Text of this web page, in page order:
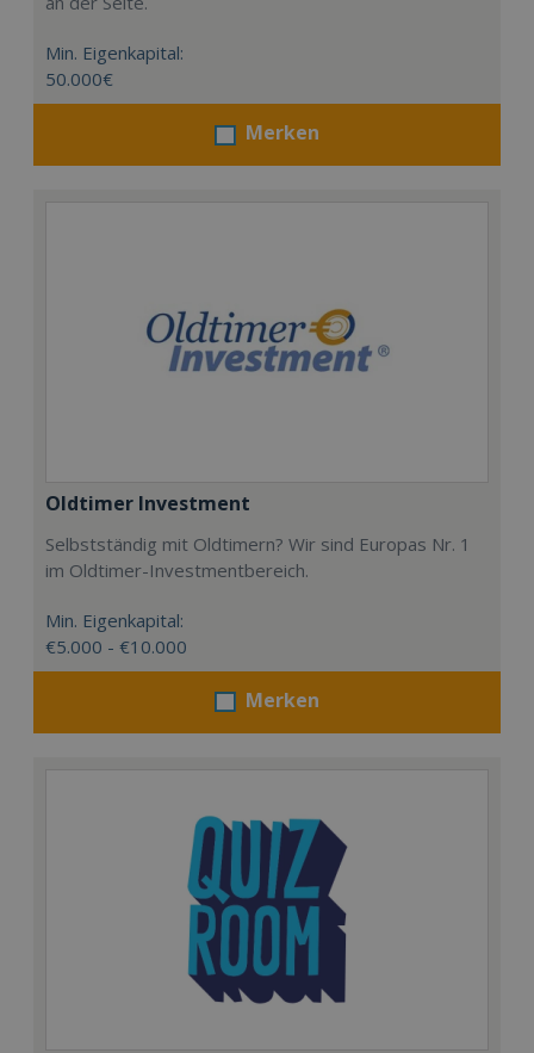
Min. Eigenkapital:
50.000€
Merken
Oldtimer Investment
Selbstständig mit Oldtimern? Wir sind Europas Nr. 1
im Oldtimer-Investmentbereich.
Min. Eigenkapital:
€5.000 - €10.000
Merken